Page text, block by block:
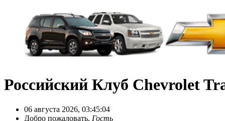
Российский Клуб Chevrolet
06 августа 2026, 03:45:04
Добро пожаловать, Гость